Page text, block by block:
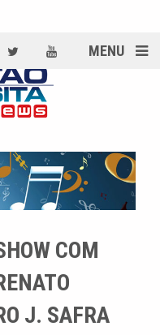
MENU
COM
J. SAFRA